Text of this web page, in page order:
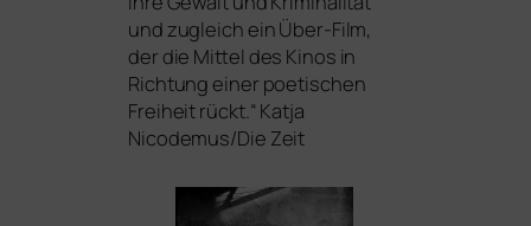
und zugleich ein Über-Film,
der die Mittel des Kinos in
Richtung einer poe­ti­schen
Freiheit rückt.“ Katja
Nicodemus/Die Zeit